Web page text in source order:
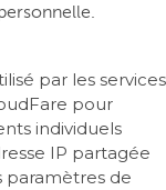
par les services
pour
individuels
IP partagée
paramètres de